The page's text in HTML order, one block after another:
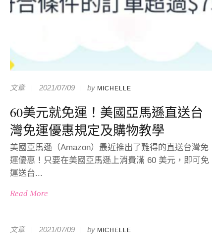
文章 2021/07/09 by MICHELLE
60美元就免運！美國亞馬遜直送台
灣免運優惠規定及購物教學
美國亞馬遜（Amazon）最近推出了難得的直送台灣免
運優惠！只要在美國亞馬遜上消費滿 60 美元，即可免
運送台...
Read More
文章 2021/07/09 by MICHELLE